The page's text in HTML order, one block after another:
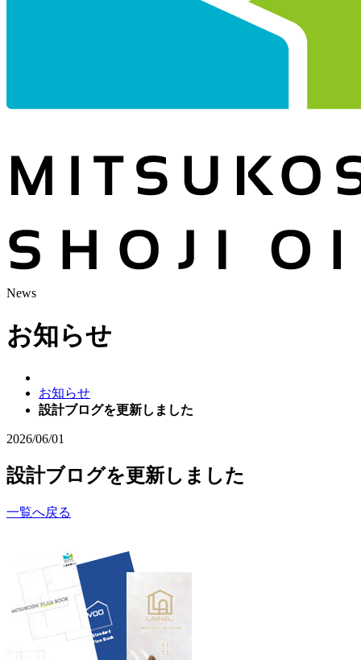
News
お知らせ
お知らせ
設計ブログを更新しました
2026/06/01
設計ブログを更新しました
一覧へ戻る